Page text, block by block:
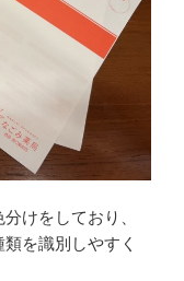
けをしており、
を識別しやすく